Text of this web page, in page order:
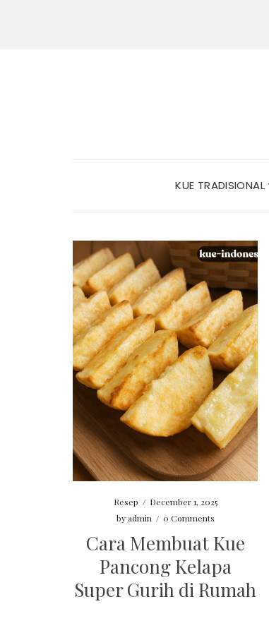
KUE TRADISIONAL
Resep / December 1, 2025
byadmin / 0 Comments
Cara Membuat Kue
Pancong Kelapa
Super Gurih di Rumah